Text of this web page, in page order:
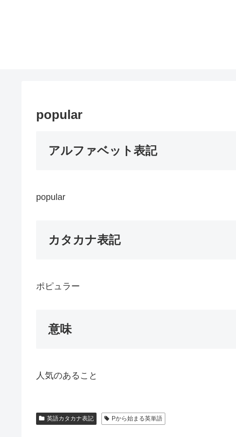
popular
アルファベット表記
popular
カタカナ表記
ポピュラー
意味
人気のあること
英語カタカナ表記 Pから始まる英単語